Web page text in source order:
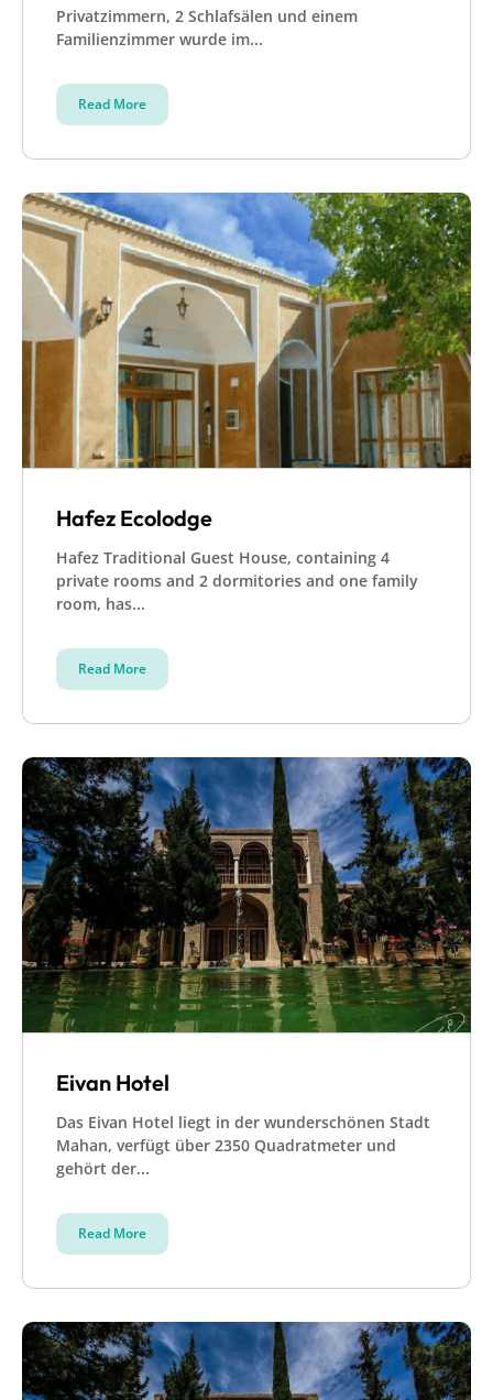
Privatzimmern, 2 Schlafsälen und einem
Familienzimmer wurde im...
Read More
Hafez Ecolodge
Hafez Traditional Guest House, containing 4
private rooms and 2 dormitories and one family
room, has...
Read More
Eivan Hotel
Das Eivan Hotel liegt in der wunderschönen Stadt
Mahan, verfügt über 2350 Quadratmeter und
gehört der...
Read More